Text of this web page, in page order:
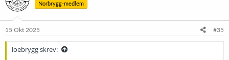
j
o
e
Norbrygg-medlem
15 Okt 2025 #35
loebrygg skrev: